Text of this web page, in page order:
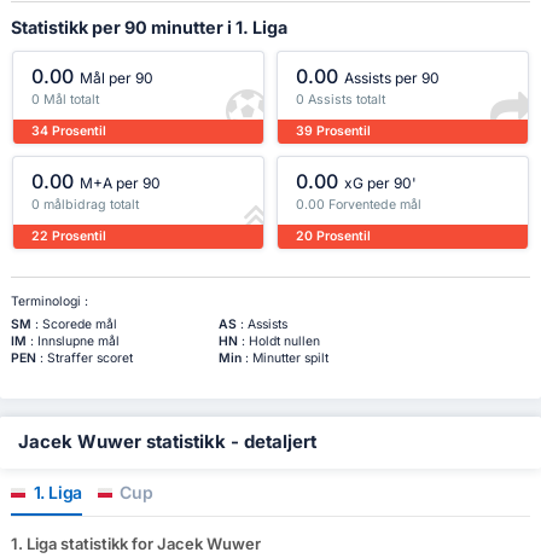
Statistikk per 90 minutter i 1. Liga
0.00 Mål per 90
0 Mål totalt
34 Prosentil
0.00 Assists per 90
0 Assists totalt
39 Prosentil
0.00 M+A per 90
0 målbidrag totalt
22 Prosentil
0.00 xG per 90'
0.00 Forventede mål
20 Prosentil
Terminologi :
SM : Scorede mål AS: Assists
IM : Innslupne mål HN: Holdt nullen
PEN: Straffer scoret Min: Minutter spilt
Jacek Wuwer statistikk - detaljert
1. Liga Cup
1. Liga statistikk for Jacek Wuwer